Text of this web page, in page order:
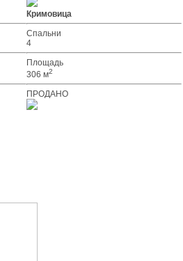
Кримовица
Спальни
4
Площадь
306 м2
ПРОДАНО